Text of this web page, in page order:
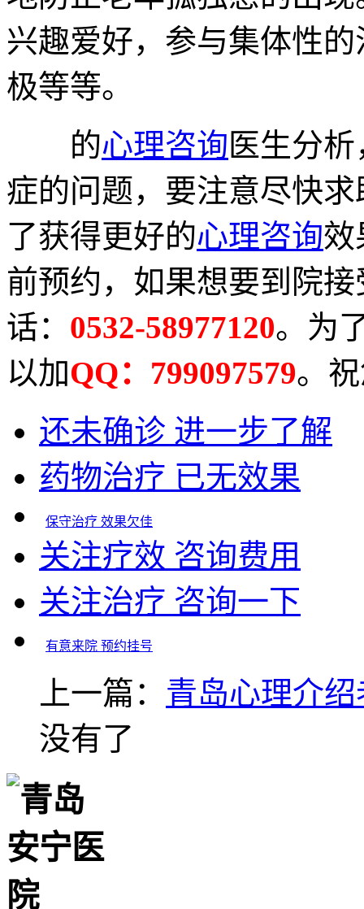
兴趣爱好，参与集体性
极等等。
的心理咨询医生分
症的问题，要注意尽快
了获得更好的心理咨询效
前预约，如果想要到院
话： 0532-58977120。为
以加QQ：799097579。
还未确诊 进一步了解
药物治疗 已无效果
保守治疗 效果欠佳
关注疗效 咨询费用
关注治疗 咨询一下
有意来院 预约挂号
上一篇： 青岛心理介
没有了